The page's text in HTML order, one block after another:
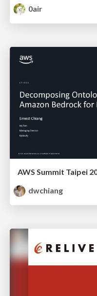
0air
dwchiang